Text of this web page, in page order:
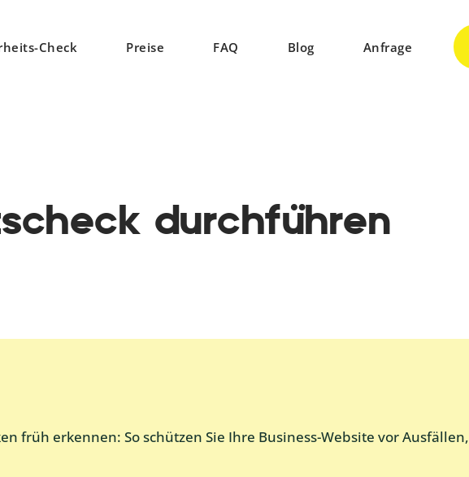
Check Preise FAQ Blog Anfrage
durchführen
früh erkennen: So schützen Sie Ihre Business-Website vor Ausfällen,